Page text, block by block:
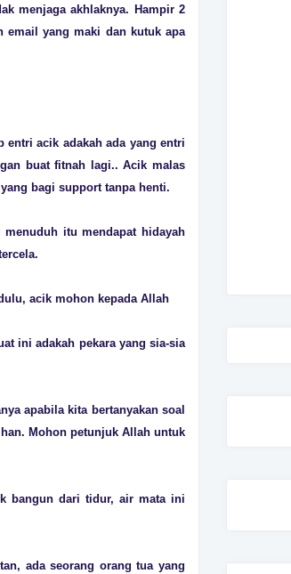
menjaga akhlaknya. Hampir 2
email yang maki dan kutuk apa
acik adakah ada yang entri
buat fitnah lagi.. Acik malas
bagi support tanpa henti.
itu mendapat hidayah
acik mohon kepada Allah
ini adakah pekara yang sia-sia
apabila kita bertanyakan soal
Mohon petunjuk Allah untuk
bangun dari tidur, air mata ini
ada seorang orang tua yang